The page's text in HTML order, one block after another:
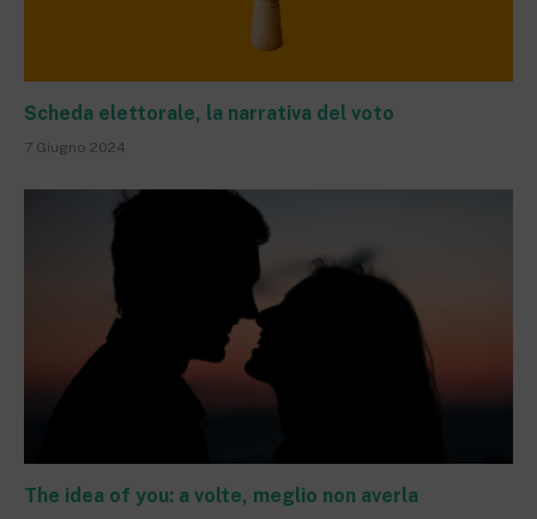
Scheda elettorale, la narrativa del voto
7 Giugno 2024
The idea of you: a volte, meglio non averla